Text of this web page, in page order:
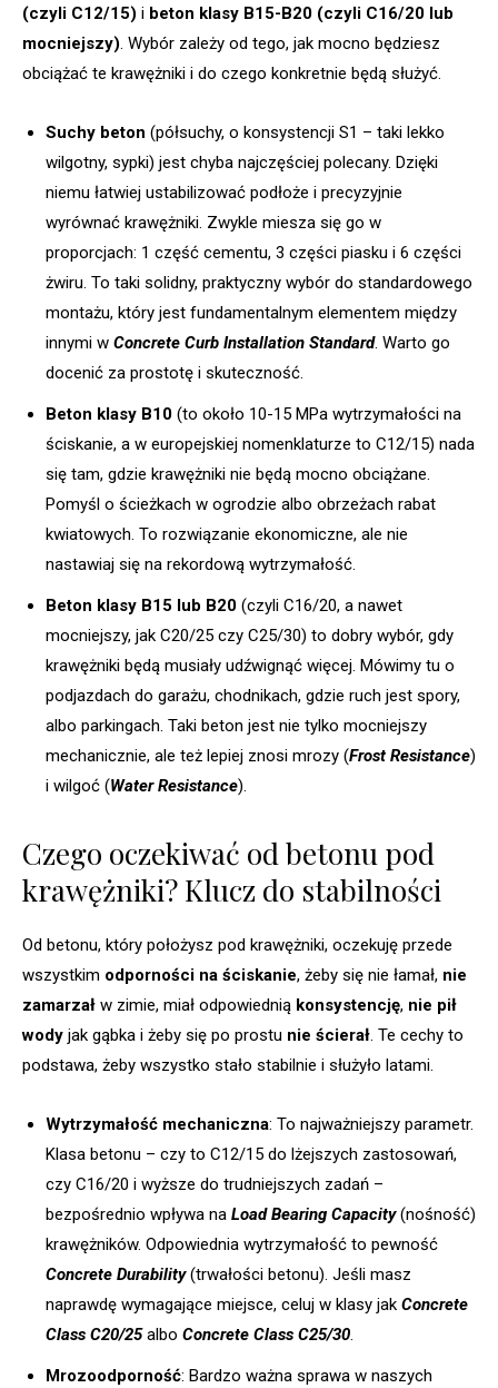
(czyli C12/15) i beton klasy B15-B20 (czyli C16/20 lub
mocniejszy). Wybór zależy od tego, jak mocno będziesz
obciążać te krawężniki i do czego konkretnie będą służyć.
Suchy beton (półsuchy, o konsystencji S1 – taki lekko
wilgotny, sypki) jest chyba najczęściej polecany. Dzięki
niemu łatwiej ustabilizować podłoże i precyzyjnie
wyrównać krawężniki. Zwykle miesza się go w
proporcjach: 1 część cementu, 3 części piasku i 6 części
żwiru. To taki solidny, praktyczny wybór do standardowego
montażu, który jest fundamentalnym elementem między
innymi w Concrete Curb Installation Standard. Warto go
docenić za prostotę i skuteczność.
Beton klasy B10 (to około 10-15 MPa wytrzymałości na
ściskanie, a w europejskiej nomenklaturze to C12/15) nada
się tam, gdzie krawężniki nie będą mocno obciążane.
Pomyśl o ścieżkach w ogrodzie albo obrzeżach rabat
kwiatowych. To rozwiązanie ekonomiczne, ale nie
nastawiaj się na rekordową wytrzymałość.
Beton klasy B15 lub B20 (czyli C16/20, a nawet
mocniejszy, jak C20/25 czy C25/30) to dobry wybór, gdy
krawężniki będą musiały udźwignąć więcej. Mówimy tu o
podjazdach do garażu, chodnikach, gdzie ruch jest spory,
albo parkingach. Taki beton jest nie tylko mocniejszy
mechanicznie, ale też lepiej znosi mrozy (Frost Resistance)
i wilgoć (Water Resistance).
Czego oczekiwać od betonu pod
krawężniki? Klucz do stabilności
Od betonu, który położysz pod krawężniki, oczekuję przede
wszystkim odporności na ściskanie, żeby się nie łamał, nie
zamarzał w zimie, miał odpowiednią konsystencję, nie pił
wody jak gąbka i żeby się po prostu nie ścierał. Te cechy to
podstawa, żeby wszystko stało stabilnie i służyło latami.
Wytrzymałość mechaniczna: To najważniejszy parametr.
Klasa betonu – czy to C12/15 do lżejszych zastosowań,
czy C16/20 i wyższe do trudniejszych zadań –
bezpośrednio wpływa na Load Bearing Capacity(nośność)
krawężników. Odpowiednia wytrzymałość to pewność
Concrete Durability(trwałości betonu). Jeśli masz
naprawdę wymagające miejsce, celuj w klasy jak Concrete
Class C20/25albo Concrete Class C25/30.
Mrozoodporność: Bardzo ważna sprawa w naszych